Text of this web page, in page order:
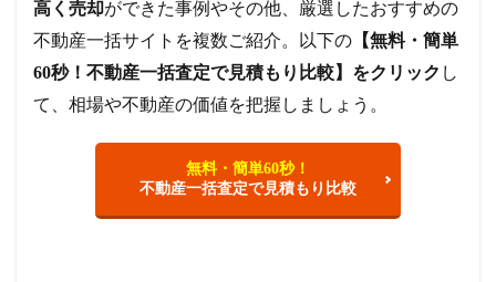
高く売却ができた事例やその他、厳選したおすすめの
不動産一括サイトを複数ご紹介。以下の 【無料・簡単
60秒！不動産一括査定で見積もり比較】をクリック し
て、相場や不動産の価値を把握しましょう。
無料・簡単60秒！
不動産一括査定で見積もり比較